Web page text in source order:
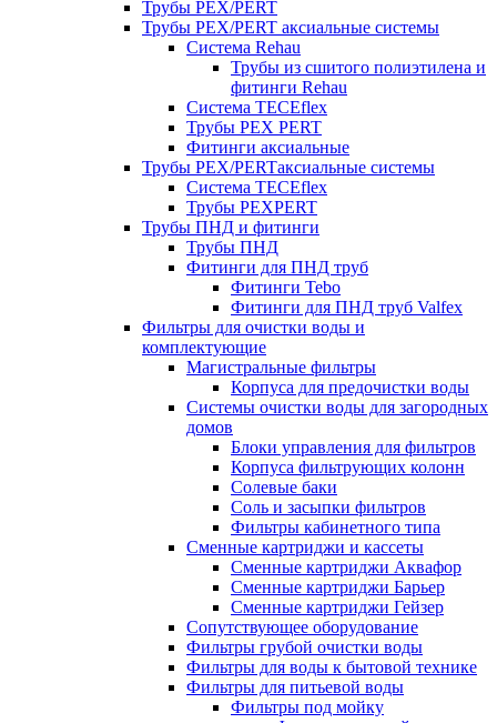
Трубы PEX/PERT
Трубы PEX/PERT аксиальные системы
Система Rehau
Трубы из сшитого полиэтилена и
фитинги Rehau
Система TECEflex
Трубы PEX PERT
Фитинги аксиальные
Трубы PEX/PERTаксиальные системы
Система TECEflex
Трубы PEXPERT
Трубы ПНД и фитинги
Трубы ПНД
Фитинги для ПНД труб
Фитинги Tebo
Фитинги для ПНД труб Valfex
Фильтры для очистки воды и
комплектующие
Магистральные фильтры
Корпуса для предочистки воды
Системы очистки воды для загородных
домов
Блоки управления для фильтров
Корпуса фильтрующих колонн
Солевые баки
Соль и засыпки фильтров
Фильтры кабинетного типа
Сменные картриджи и кассеты
Сменные картриджи Аквафор
Сменные картриджи Барьер
Сменные картриджи Гейзер
Сопутствующее оборудование
Фильтры грубой очистки воды
Фильтры для воды к бытовой технике
Фильтры для питьевой воды
Фильтры под мойку